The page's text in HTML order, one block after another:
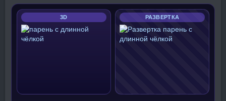
3D РАЗВЕРТКА